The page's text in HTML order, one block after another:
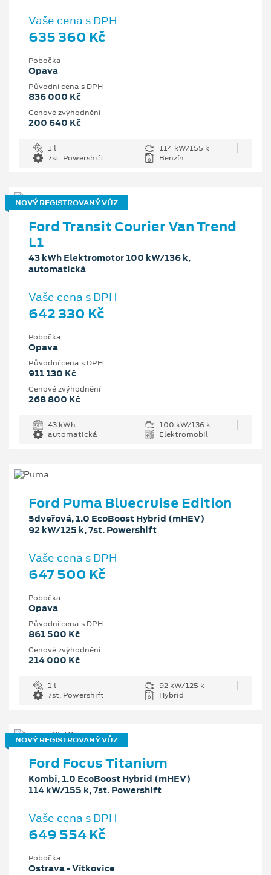
Vaše cena s DPH
635 360 Kč
Pobočka
Opava
Původní cena s DPH
836 000 Kč
Cenové zvýhodnění
200 640 Kč
1 l
114 kW/155 k
7st. Powershift
Benzín
NOVÝ REGISTROVANÝ VŮZ
Ford Transit Courier Van Trend
L1
43 kWh Elektromotor 100 kW/136 k,
automatická
Vaše cena s DPH
642 330 Kč
Pobočka
Opava
Původní cena s DPH
911 130 Kč
Cenové zvýhodnění
268 800 Kč
43 kWh
100 kW/136 k
automatická
Elektromobil
Ford Puma Bluecruise Edition
5dveřová, 1.0 EcoBoost Hybrid (mHEV)
92 kW/125 k, 7st. Powershift
Vaše cena s DPH
647 500 Kč
Pobočka
Opava
Původní cena s DPH
861 500 Kč
Cenové zvýhodnění
214 000 Kč
1 l
92 kW/125 k
7st. Powershift
Hybrid
NOVÝ REGISTROVANÝ VŮZ
Ford Focus Titanium
Kombi, 1.0 EcoBoost Hybrid (mHEV)
114 kW/155 k, 7st. Powershift
Vaše cena s DPH
649 554 Kč
Pobočka
Ostrava - Vítkovice